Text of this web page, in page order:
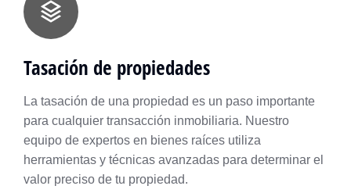
Tasación de propiedades
La tasación de una propiedad es un paso importante
para cualquier transacción inmobiliaria. Nuestro
equipo de expertos en bienes raíces utiliza
herramientas y técnicas avanzadas para determinar el
valor preciso de tu propiedad.